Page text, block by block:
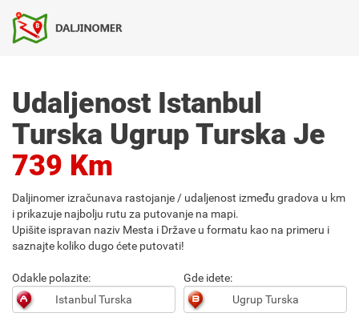
Udaljenost Istanbul
Turska Ugrup Turska Je
739 Km
Daljinomer izračunava rastojanje / udaljenost između gradova u km
i prikazuje najbolju rutu za putovanje na mapi.
Upišite ispravan naziv Mesta i Države u formatu kao na primeru i
saznajte koliko dugo ćete putovati!
Odakle polazite: Gde idete: